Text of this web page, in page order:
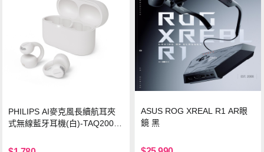
PHILIPS AI麥克風長續航耳夾
式無線藍牙耳機(白)-TAQ2000
ASUS ROG XREAL R1 AR眼
鏡 黑